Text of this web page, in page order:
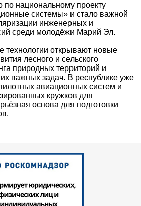
национальному проекту
системы» и стало важной
инженерных и
среди молодёжи Марий Эл.
технологии открывают новые
лесного и сельского
природных территорий и
важных задач. В республике уже
авиационных систем и
кружков для
основа для подготовки